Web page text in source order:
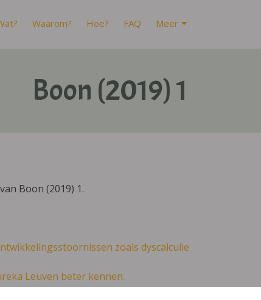
Waarom? Hoe? FAQ Meer
Boon (2019) 1
Boon (2019) 1.
zoals dyscalculie
Leuven beter kennen.
in je talent'en lees meer over thema's als redelijke